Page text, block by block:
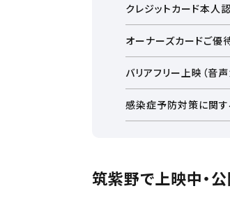
お近くの劇場
クレジットカード本人
オーナーズカードご優
バリアフリー上映（音
感染症予防対策に関
筑紫野で上映中・